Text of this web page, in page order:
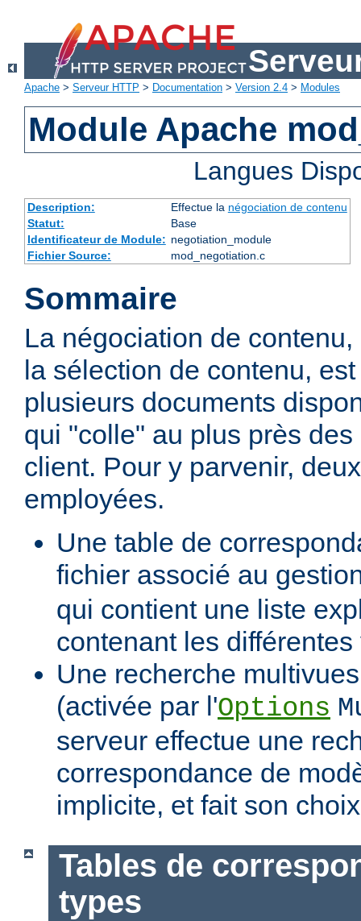
Apache > Serveur HTTP > Documentation > Version 2.4 > Modules
Module Apache
Langues
Description: Effectue la négociation de contenu
Statut:
Base
Identificateur de Module: negotiation_module
Fichier Source:
mod_negotiation.c
Sommaire
La négociation de
la sélection de contenu,
plusieurs documents
qui "colle" au plus près
client. Pour y parvenir,
employées.
Une table de
fichier associé au
qui contient une liste
contenant les
Une recherche
(activée par l'Options
serveur effectue une
correspondance de
implicite, et fait son
Tables de
types